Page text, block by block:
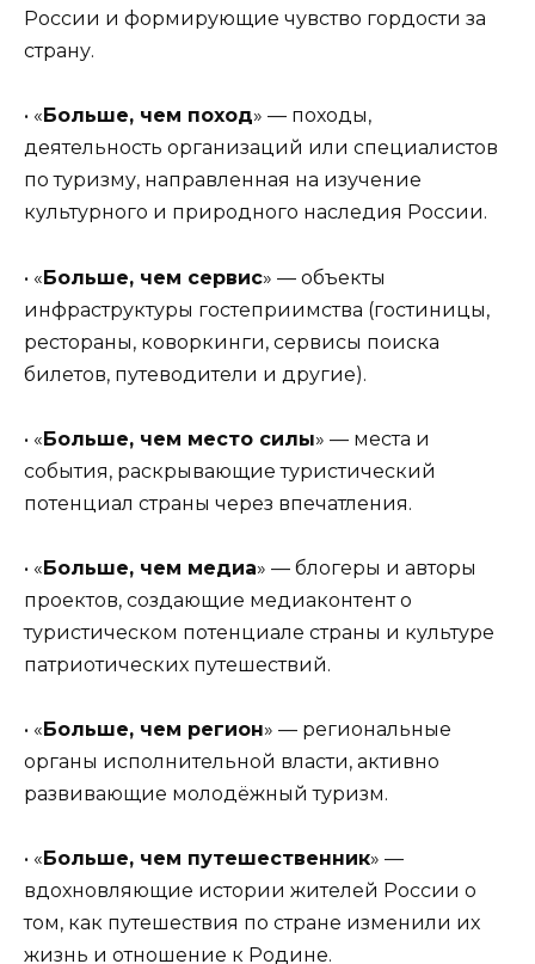
России и формирующие чувство гордости за
страну.
• « Больше, чем поход» — походы,
деятельность организаций или специалистов
по туризму, направленная на изучение
культурного и природного наследия России.
• «Больше, чем сервис» — объекты
инфраструктуры гостеприимства (гостиницы,
рестораны, коворкинги, сервисы поиска
билетов, путеводители и другие).
• «Больше, чем место силы» — места и
события, раскрывающие туристический
потенциал страны через впечатления.
• «Больше, чем медиа» — блогеры и авторы
проектов, создающие медиаконтент о
туристическом потенциале страны и культуре
патриотических путешествий.
• «Больше, чем регион» — региональные
органы исполнительной власти, активно
развивающие молодёжный туризм.
• « Больше, чем путешественник» —
вдохновляющие истории жителей России о
том, как путешествия по стране изменили их
жизнь и отношение к Родине.